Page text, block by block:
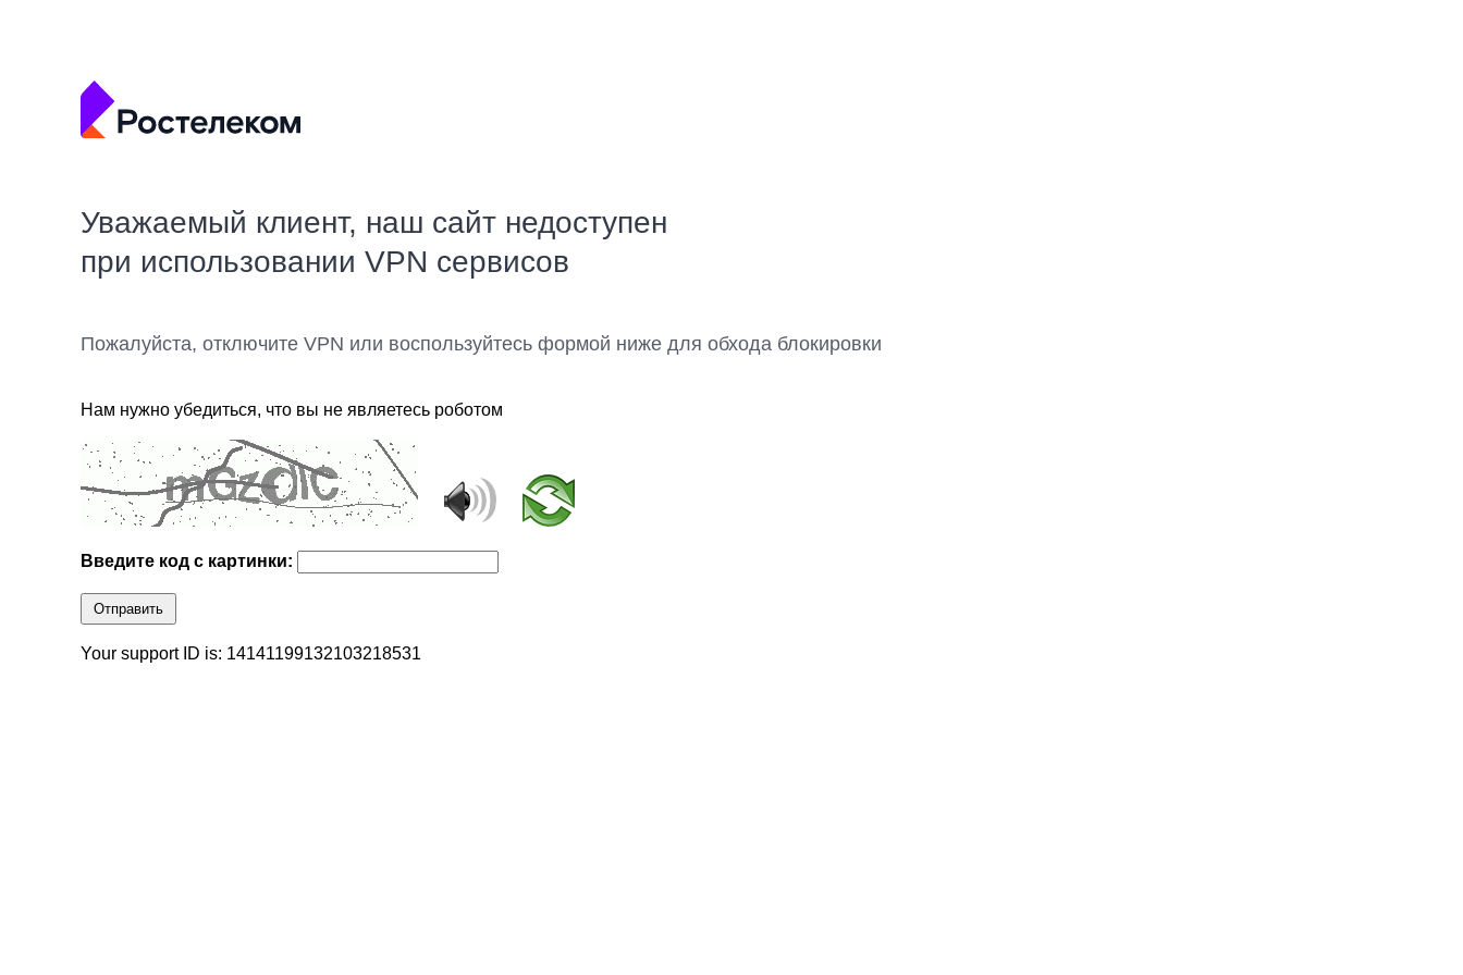
Уважаемый клиент, наш сайт недоступен
при использовании VPN сервисов
Пожалуйста, отключите VPN или воспользуйтесь формой ниже для обхода блокировки
Нам нужно убедиться, что вы не являетесь роботом
Введите код с картинки:
Отправить
Your support ID is: 14141199132103218531